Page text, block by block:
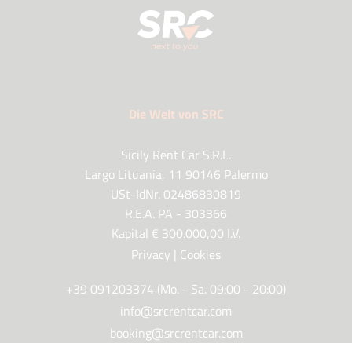
Die Welt von SRC
Sicily Rent Car S.R.L.
Largo Lituania, 11 90146 Palermo
USt-IdNr. 02486830819
R.E.A. PA - 303366
Kapital € 300.000,00 I.V.
Privacy | Cookies
+39 091203374 (Mo. - Sa. 09:00 - 20:00)
info@srcrentcar.com
booking@srcrentcar.com